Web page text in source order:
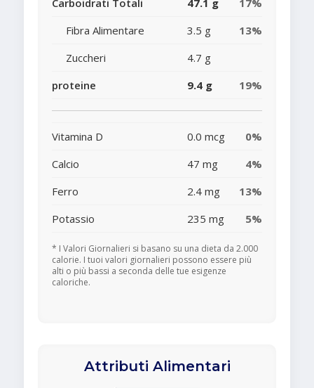
Carboidrati Totali 47.1 g
17%
Fibra Alimentare
3.5 g
13%
Zuccheri
4.7 g
proteine
9.4 g 19%
Vitamina D 0.0 mcg
0%
Calcio
47 mg
4%
Ferro
2.4 mg
13%
Potassio
235 mg 5%
* I Valori Giornalieri si basano su una dieta da 2.000
calorie. I tuoi valori giornalieri possono essere più
alti o più bassi a seconda delle tue esigenze
caloriche.
Attributi Alimentari